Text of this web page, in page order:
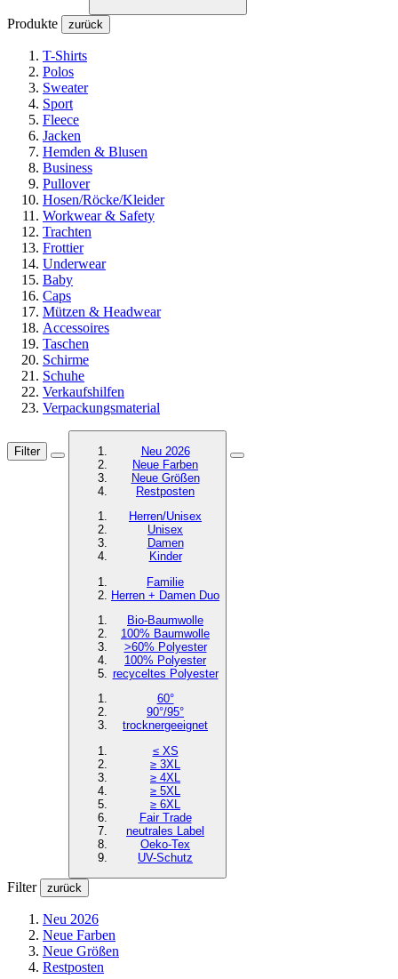
Produkte zurück
T-Shirts
Polos
Sweater
Sport
Fleece
Jacken
Hemden & Blusen
Business
Pullover
Hosen/Röcke/Kleider
Workwear & Safety
Trachten
Frottier
Underwear
Baby
Caps
Mützen & Headwear
Accessoires
Taschen
Schirme
Schuhe
Verkaufshilfen
Verpackungsmaterial
Filter
Neu 2026
Neue Farben
Neue Größen
Restposten
Herren/Unisex
Unisex
Damen
Kinder
Familie
Herren + Damen Duo
Bio-Baumwolle
100% Baumwolle
>60% Polyester
100% Polyester
recyceltes Polyester
60°
90°/95°
trocknergeeignet
≤ XS
≥ 3XL
≥ 4XL
≥ 5XL
≥ 6XL
Fair Trade
neutrales Label
Oeko-Tex
UV-Schutz
Filter zurück
Neu 2026
Neue Farben
Neue Größen
Restposten